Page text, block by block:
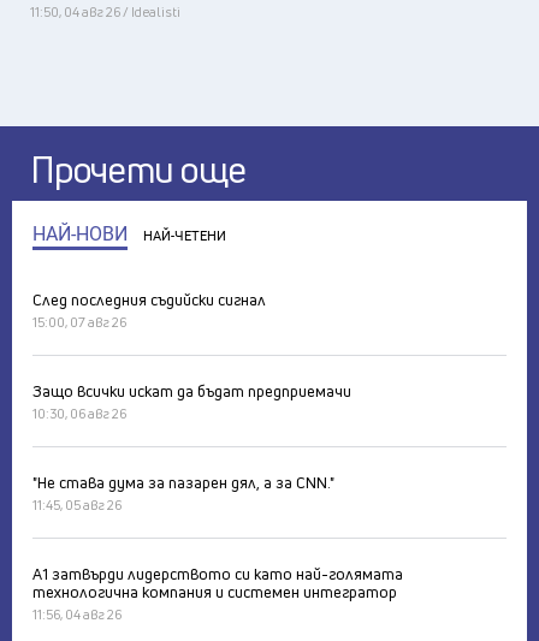
11:50, 04 авг 26 / Idealisti
Прочети още
НАЙ-НОВИ НАЙ-ЧЕТЕНИ
След последния съдийски сигнал
15:00, 07 авг 26
Защо всички искат да бъдат предприемачи
10:30, 06 авг 26
"Не става дума за пазарен дял, а за CNN."
11:45, 05 авг 26
А1 затвърди лидерството си като най-голямата
технологична компания и системен интегратор
11:56, 04 авг 26